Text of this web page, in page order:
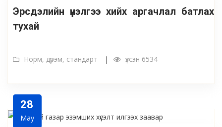
Эрсдэлийн үнэлгээ хийх аргачлал батлах
тухай
Норм, дүрэм, стандарт үзсэн 6534
28
May